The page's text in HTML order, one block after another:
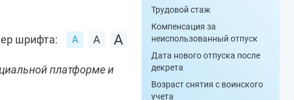
шрифта:
платформе и
Трудовой стаж
Компенсация за
неиспользованный отпуск
Дата нового отпуска после
декрета
Возраст снятия с воинского
учета